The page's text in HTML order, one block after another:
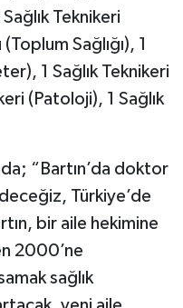
Teknikeri
Sağlığı), 1
1 Sağlık Teknikeri
(Patoloji), 1 Sağlık
“Bartın’da doktor
Türkiye’de
bir aile hekimine
2000’ne
sağlık